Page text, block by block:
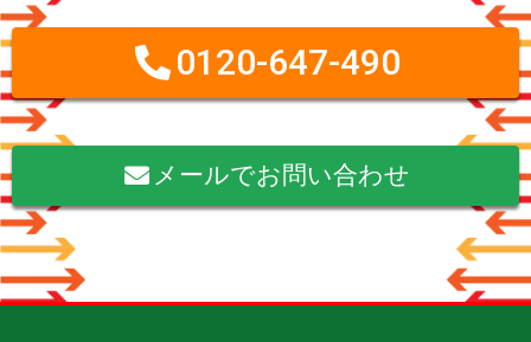
0120-647-490
メールでお問い合わせ